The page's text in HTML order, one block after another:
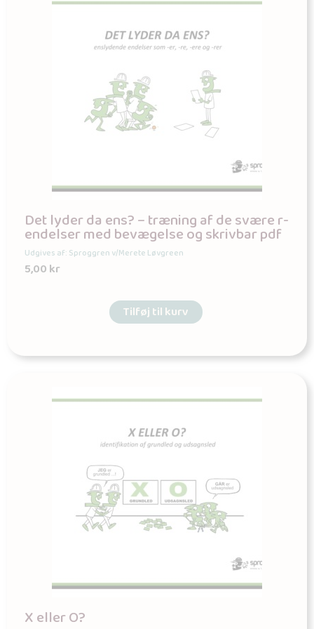
Det lyder da ens? – træning af de svære r-
endelser med bevægelse og skrivbar pdf
Udgives af: Sproggren v/Merete Løvgreen
5,00kr
Tilføj til kurv
X eller O?